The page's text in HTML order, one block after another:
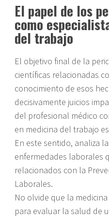
El papel de los
como
del trabajo
El objetivo final de la
científicas relacionadas
conocimiento de esos
decisivamente juicios
del profesional médico
en medicina del trabajo
En este sentido, analiza
enfermedades laborales
relacionados con la
Laborales.
No olvide que la
para evaluar la salud de